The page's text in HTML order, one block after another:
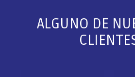
ALGUNO DE